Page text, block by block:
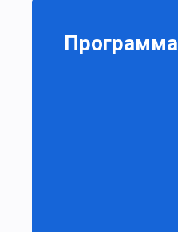
Программа